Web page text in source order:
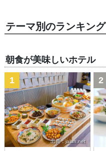
テーマ別のランキング
朝食が美味しいホテル
出典：jalan.net
1 2